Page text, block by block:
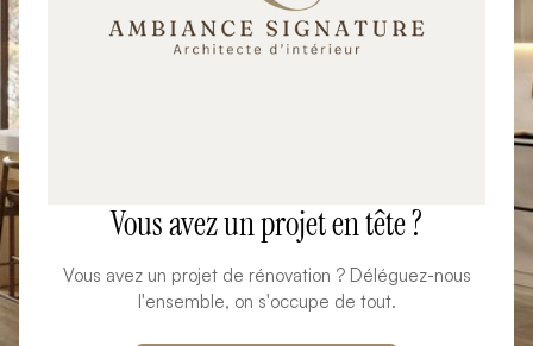
Vous avez un projet en tête ?
Vous avez un projet de rénovation ? Déléguez-nous
l'ensemble, on s'occupe de tout.